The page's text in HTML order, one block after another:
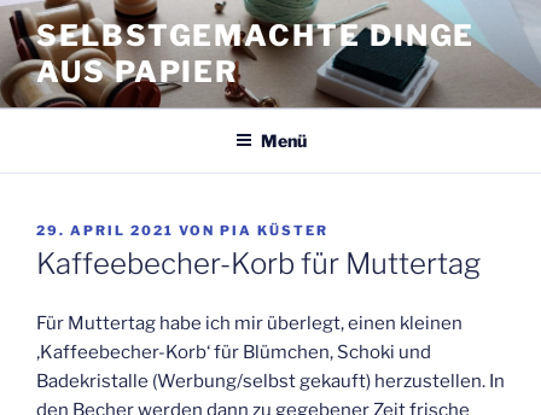
Zum
Inhalt
springen
SELBSTGEMACHTE DINGE
AUS PAPIER
Menü
VERÖFFENTLICHT
AM
29. APRIL 2021 VON PIA KÜSTER
Kaffeebecher-Korb für Muttertag
Für Muttertag habe ich mir überlegt, einen kleinen
‚Kaffeebecher-Korb‘ für Blümchen, Schoki und
Badekristalle (Werbung/selbst gekauft) herzustellen. In
den Becher werden dann zu gegebener Zeit frische